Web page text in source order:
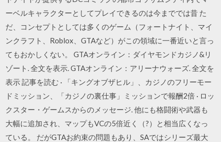
ーベルキャラクターとしてプレイできるのは今まででは昔 た
だ、コンセプトとしては多くのゲーム（フォートナイト、マイ
ンクラフト、Roblox、GTAなど）がこの領域に一番近いと言っ
てもおかしくない。 GTAオンライン：ダイヤモンドカジノ&リ
ゾート. 全文を表示. GTAオンライン：アリーナウォーズ. 全文を
表示 記事を読む · 「キングオブザヒル」、カジノのフリーモー
ドミッション、「カジノの裏仕事」ミッションで報酬2倍 · ロッ
クスター・ゲームスからのメッセージ. 他にも格闘術や武器も
大幅に追加され、マップもVCの5倍近く（?）と相当広くなっ
ている。 だがGTAお約束の問題もあり、SAではシリーズ最大